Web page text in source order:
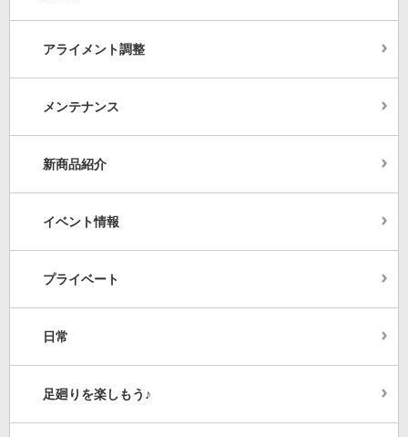
アライメント調整
メンテナンス
新商品紹介
イベント情報
プライベート
日常
足廻りを楽しもう♪